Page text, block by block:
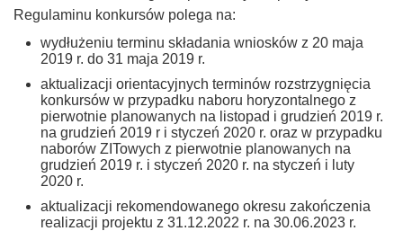
Regulaminu konkursów polega na:
wydłużeniu terminu składania wniosków z 20 maja
2019 r. do 31 maja 2019 r.
aktualizacji orientacyjnych terminów rozstrzygnięcia
konkursów w przypadku naboru horyzontalnego z
pierwotnie planowanych na listopad i grudzień 2019 r.
na grudzień 2019 r i styczeń 2020 r. oraz w przypadku
naborów ZITowych z pierwotnie planowanych na
grudzień 2019 r. i styczeń 2020 r. na styczeń i luty
2020 r.
aktualizacji rekomendowanego okresu zakończenia
realizacji projektu z 31.12.2022 r. na 30.06.2023 r.